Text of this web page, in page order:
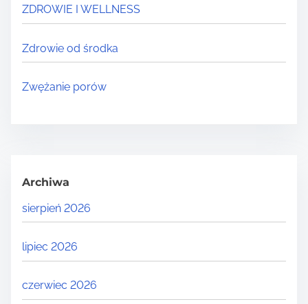
ZDROWIE I WELLNESS
Zdrowie od środka
Zwężanie porów
Archiwa
sierpień 2026
lipiec 2026
czerwiec 2026